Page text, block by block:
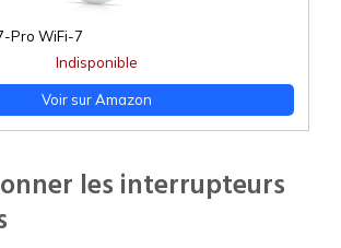
Pro WiFi-7
Indisponible
Voir sur Amazon
les interrupteurs